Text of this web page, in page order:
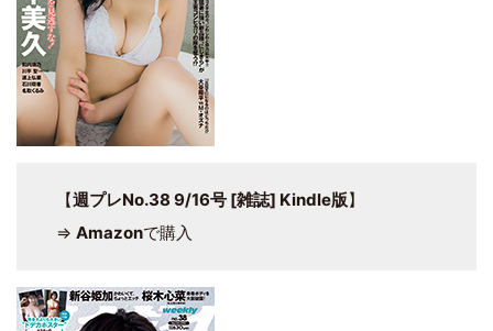
【週プレNo.38 9/16号 [雑誌] Kindle版】
⇒ Amazonで購入